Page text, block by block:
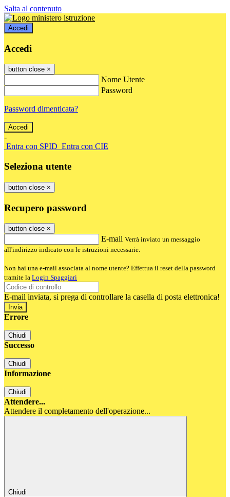
Salta al contenuto
Accedi
Accedi
button close ×
Nome Utente
Password
Password dimenticata?
-
Entra con SPID Entra con CIE
Seleziona utente
button close ×
Recupero password
button close ×
E-mail Verrà inviato un messaggio
all'indirizzo indicato con le istruzioni necessarie.
Non hai una e-mail associata al nome utente? Effettua il reset della password
tramite la Login Spaggiari
E-mail inviata, si prega di controllare la casella di posta elettronica!
Errore
Chiudi
Successo
Chiudi
Informazione
Chiudi
Attendere...
Attendere il completamento dell'operazione...
Chiudi